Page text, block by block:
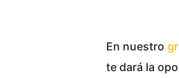
En nuestro
te dará la